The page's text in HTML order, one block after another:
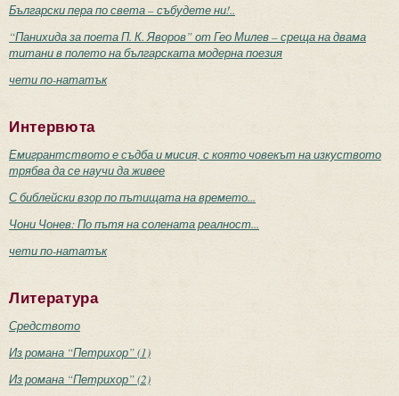
Български пера по света – събудете ни!..
“Панихида за поета П. К. Яворов” от Гео Милев – среща на двама
титани в полето на българската модерна поезия
чети по-нататък
Интервюта
Емигрантството е съдба и мисия, с която човекът на изкуството
трябва да се научи да живее
С библейски взор по пътищата на времето...
Чони Чонев: По пътя на солената реалност...
чети по-нататък
Литература
Средството
Из романа “Петрихор” (1)
Из романа “Петрихор” (2)